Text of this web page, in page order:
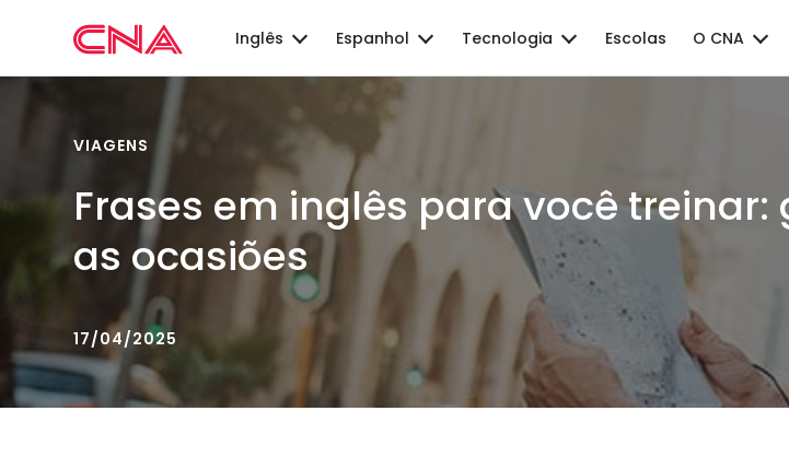
Inglês Espanhol Tecnologia Escolas O CNA
VIAGENS
Frases em inglês para você
as ocasiões
17/04/2025